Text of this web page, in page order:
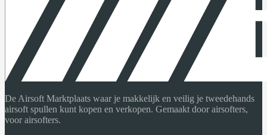
De Airsoft Marktplaats waar je makkelijk en veilig je tweedehands
airsoft spullen kunt kopen en verkopen. Gemaakt door airsofters,
voor airsofters.